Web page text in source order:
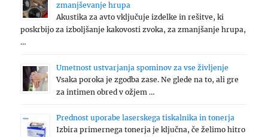
zmanjševanje hrupa
Akustika za avto vključuje izdelke in rešitve, ki
poskrbijo za izboljšanje kakovosti zvoka, za zmanjšanje hrupa,
…
Umetnost ustvarjanja spominov za vse življenje
Vsaka poroka je zgodba zase. Ne glede na to, ali gre
za intimen obred v ožjem …
Prednost uporabe laserskega tiskalnika in tonerja
Izbira primernega tonerja je ključna, če želimo hitro